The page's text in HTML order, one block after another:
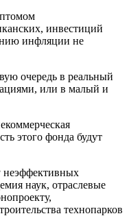
инвестиций
инфляции не
очередь в реальный
или в малый и
этого фонда будут
неэффективных
наук, отраслевые
технопарков